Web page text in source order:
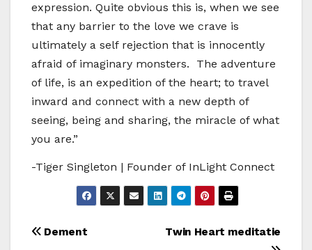
expression. Quite obvious this is, when we see
that any barrier to the love we crave is
ultimately a self rejection that is innocently
afraid of imaginary monsters. The adventure
of life, is an expedition of the heart; to travel
inward and connect with a new depth of
seeing, being and sharing, the miracle of what
you are.”
-Tiger Singleton | Founder of InLight Connect
Bericht
Twin Heart meditatie
Dement